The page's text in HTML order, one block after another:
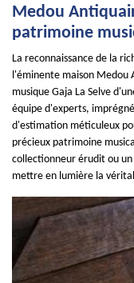
Medou
patrimoine
La reconnaissance de la
l'éminente maison Medou
musique Gaja La Selve
équipe d'experts,
d'estimation méticuleux
précieux patrimoine
collectionneur érudit ou
mettre en lumière la